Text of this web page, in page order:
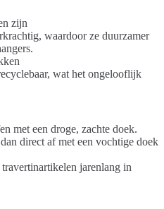
zijn
waardoor ze duurzamer
wat het ongelooflijk
met een droge, zachte doek.
direct af met een vochtige doek
jarenlang in